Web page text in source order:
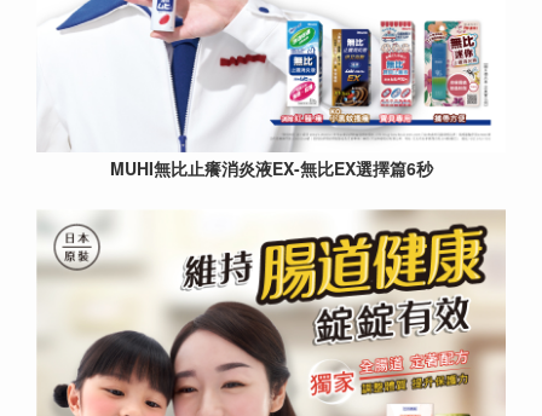
MUHI無比止癢消炎液EX-無比EX選擇篇6秒